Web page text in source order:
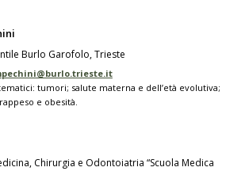
Burlo Garofolo, Trieste
tumori; salute materna e dell’età evolutiva;
e obesità.
Chirurgia e Odontoiatria “Scuola Medica